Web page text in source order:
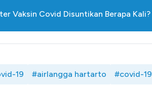
Vaksin Covid Disuntikan Berapa Kali?
19 #airlangga hartarto #covid-19